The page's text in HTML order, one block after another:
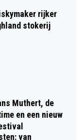
rijker
stokerij
Muthert, de
en een nieuw
van